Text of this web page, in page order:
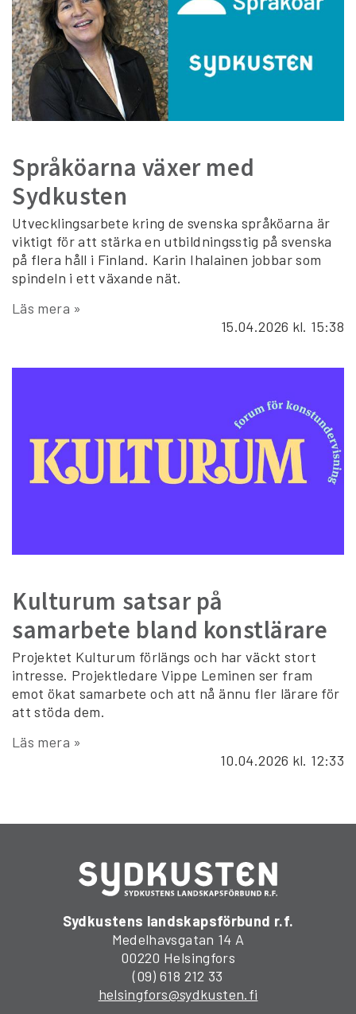
Språköarna växer med
Sydkusten
Utvecklingsarbete kring de svenska språköarna är
viktigt för att stärka en utbildningsstig på svenska
på flera håll i Finland. Karin Ihalainen jobbar som
spindeln i ett växande nät.
Läs mera »
15.04.2026 kl. 15:38
Kulturum satsar på
samarbete bland konstlärare
Projektet Kulturum förlängs och har väckt stort
intresse. Projektledare Vippe Leminen ser fram
emot ökat samarbete och att nå ännu fler lärare för
att stöda dem.
Läs mera »
10.04.2026 kl. 12:33
Sydkustens landskapsförbund r.f.
Medelhavsgatan 14 A
00220 Helsingfors
(09) 618 212 33
helsingfors@sydkusten.fi